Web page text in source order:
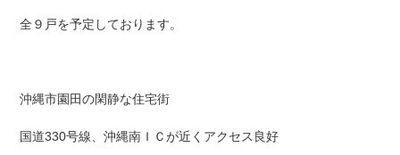
全９戸を予定しております。
沖縄市園田の閑静な住宅街
国道330号線、沖縄南ＩＣが近くアクセス良好